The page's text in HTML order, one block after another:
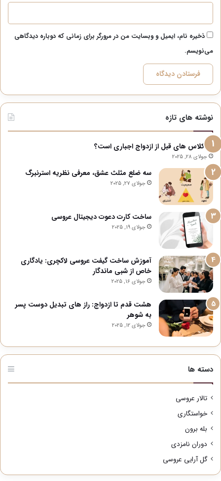
ذخیره نام، ایمیل و وبسایت من در مرورگر برای زمانی که دوباره دیدگاهی
می‌نویسم.
نوشته های تازه
آیا کلاس های قبل از ازدواج اجباری است؟
جولای 28, 2025
سه ضلع مثلث عشق، معرفی نظریه استرنبرگ
جولای 27, 2025
ساخت کارت دعوت دیجیتال عروسی
جولای 19, 2025
آموزش ساخت گیفت عروسی لاکچری: یادگاری
خاص از شبی ماندگار
جولای 16, 2025
هشت قدم تا ازدواج: راز های تبدیل دوست پسر
به شوهر
جولای 12, 2025
دسته ها
تالار عروسی
خواستگاری
بله برون
دوران نامزدی
گل آرایی عروسی